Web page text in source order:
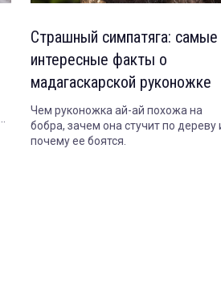
Страшный симпатяга: самые
интересные факты о
мадагаскарской руконожке
Чем руконожка ай-ай похожа на
бобра, зачем она стучит по дереву
почему ее боятся.